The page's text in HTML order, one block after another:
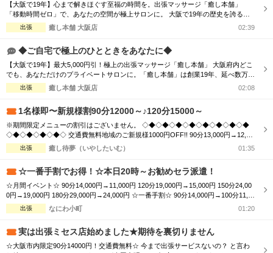
【大阪で19年】心まで解きほぐす至福の時間を。出張マッサージ「癒し本舗」
「移動時間ゼロ」で、あなたの空間が極上サロンに。 大阪で19年の歴史を誇る
「癒し本舗」は、技術はもちろん、お一人おひとりに寄り添う「おもてなし」を何
より大切にしています。 ■選ばれる理由 ・熟練の技術：ボディケア、オイル、タ
なるホスピタリティをお...
出張 癒し本舗 大阪店 02:39
◆ご自宅で極上のひとときをあなたに◆
【大阪で19年】最大5,000円引！極上の出張マッサージ「癒し本舗」 大阪府内どこ
でも、あなただけのプライベートサロンに。「癒し本舗」は創業19年、延べ数万回
の実績を誇る出張専門店です。厳選されたセラピストが、ご自宅やホテルへ至福の
癒しをお届けします。 ■選べる5つの本格メニュー ・ボディケア：コリを芯から解
眠不足に ...
出張 癒し本舗 大阪店 02:08
1名様即〜新規様割90分12000～♪120分15000～
※期間限定メニューの割引はございません。 ◇◆◇◆◇◆◇◆◇◆◇◆◇◆◇◆
◇◆◇◆◇◆◇◆◇ 交通費無料地域のご新規様1000円OFF!! 90分13,000円→12,00
0円 120分16,000円→15,000円 150分20,000円→19,000円 ※指名料別途 ◇◆◇◆◇
◆◇◆◇◆◇◆◇◆◇◆◇◆◇◆◇◆◇◆◇ 市内の交通費を頂く地域のご新規様1
出張 癒し待夢（いやしたいむ） 01:35
☆一番手割でお得！☆本日20時～お勧めセラ派遣！
☆月間イベント☆ 90分14,000円→11,000円 120分19,000円→15,000円 150分24,00
0円→19,000円 180分29,000円→24,000円 ☆一番手割☆ 90分14,000円→100分11,0
00円 120分19,000円→130分15,000円 150分24,000円→160分19,000円 180分29,000
円→190分24,000円 ☆オプション☆ ...
出張 なにわ小町 01:20
実は出張ミセス店始めました★期待を裏切りません
☆大阪市内限定90分14000円！交通費無料☆ 今まで出張サービスないの？ と言わ